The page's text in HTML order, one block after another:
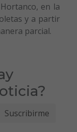
en la
y a partir
parcial.